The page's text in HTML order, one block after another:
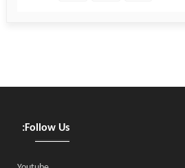
Follow Us: